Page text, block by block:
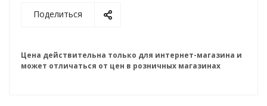
Поделиться
Цена действительна только для интернет-магазина и
может отличаться от цен в розничных магазинах